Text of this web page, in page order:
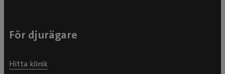
För djurägare
Hitta klinik